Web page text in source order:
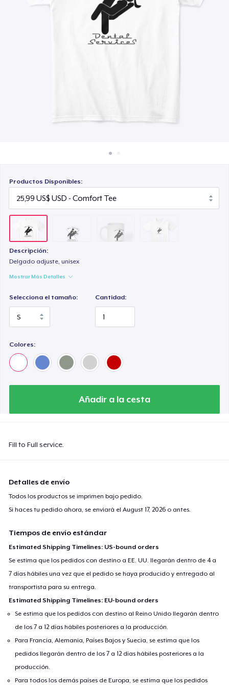
Productos Disponibles:
Descripción:
Delgado adjuste, unisex
Mostrar Más Detalles
Selecciona el tamaño: Cantidad:
Colores:
Añadir a la cesta
Fill to Full service.
Detalles de envío
Todos los productos se imprimen bajo pedido.
Si haces tu pedido ahora, se enviará elAugust 17, 2026 o antes.
Tiempos de envío estándar
Estimated Shipping Timelines: US-bound orders
Se estima que los pedidos con destino a EE. UU. llegarán dentro de 4 a
7 días hábiles una vez que el pedido se haya producido y entregado al
transportista para su entrega.
Estimated Shipping Timelines: EU-bound orders
Se estima que los pedidos con destino al Reino Unido llegarán dentro
de los 7 a 12 días hábiles posteriores a la producción.
Para Francia, Alemania, Países Bajos y Suecia, se estima que los
pedidos llegarán dentro de los 7 a 12 días hábiles posteriores a la
producción.
Para todos los demás países de Europa, se estima que los pedidos